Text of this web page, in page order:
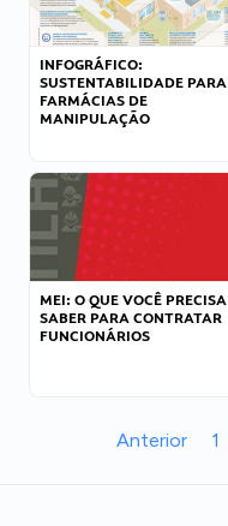
INFOGRÁFICO:
SUSTENTABILIDADE PARA
FARMÁCIAS DE
MANIPULAÇÃO
MEI: O QUE VOCÊ PRECISA
SABER PARA CONTRATAR
FUNCIONÁRIOS
Anterior 1